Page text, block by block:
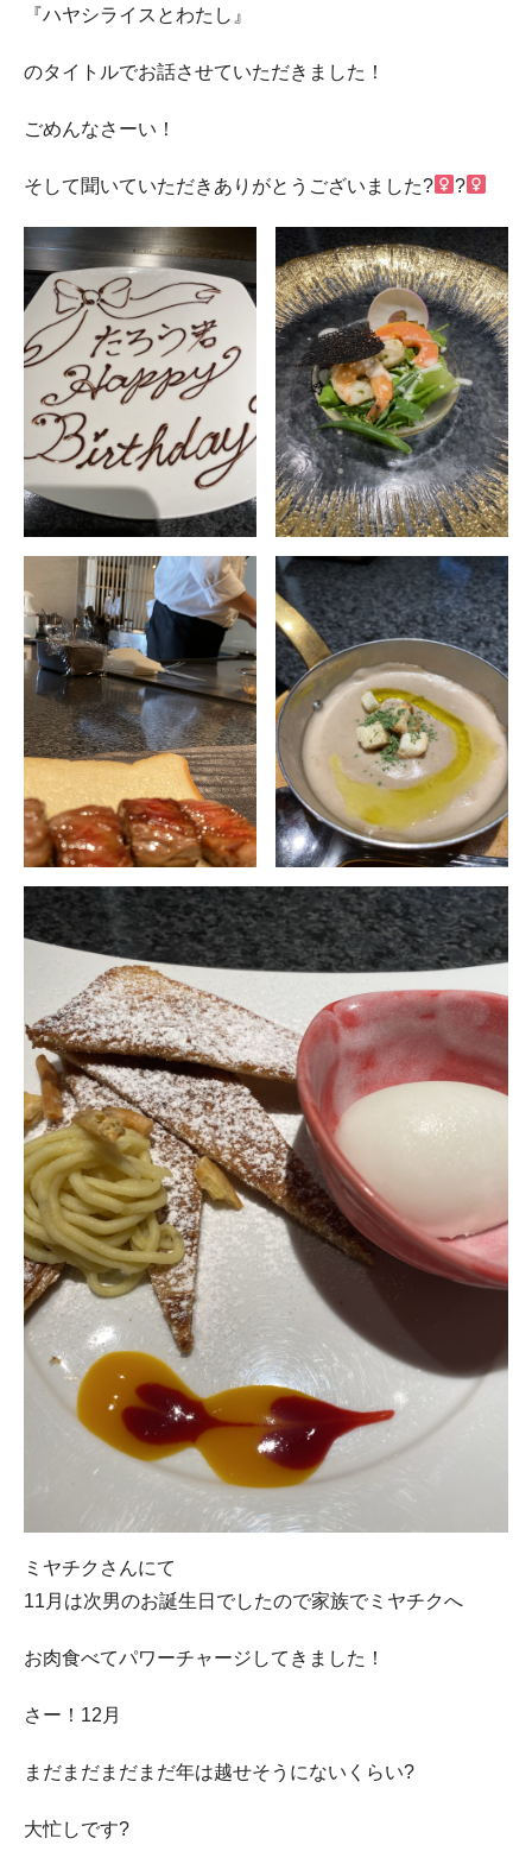
『ハヤシライスとわたし』
のタイトルでお話させていただきました！
ごめんなさーい！
そして聞いていただきありがとうございました?‍ ?‍
ミヤチクさんにて
11月は次男のお誕生日でしたので家族でミヤチクへ
お肉食べてパワーチャージしてきました！
さー！12月
まだまだまだまだ年は越せそうにないくらい?
大忙しです?